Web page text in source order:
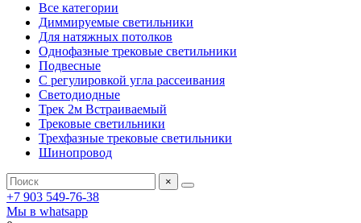
Все категории
Диммируемые светильники
Для натяжных потолков
Однофазные трековые светильники
Подвесные
С регулировкой угла рассеивания
Светодиодные
Трек 2м Встраиваемый
Трековые светильники
Трехфазные трековые светильники
Шинопровод
×
+7 903 549-76-38
Мы в whatsapp